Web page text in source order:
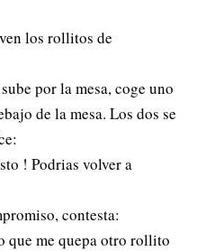
los rollitos de
por la mesa, coge uno
de la mesa. Los dos se
! Podrias volver a
contesta:
que me quepa otro rollito